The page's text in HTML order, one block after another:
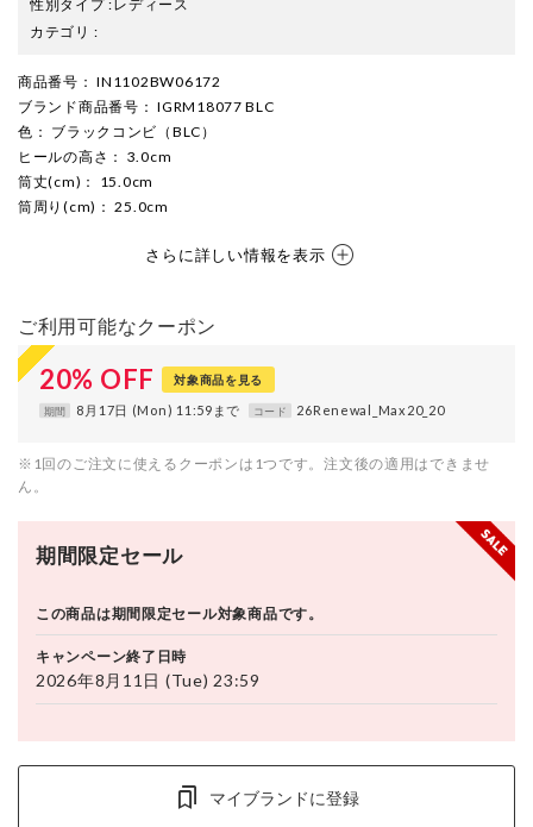
性別タイプ:レディース
カテゴリ :
商品番号 ： IN1102BW06172
ブランド商品番号 ： IGRM18077 BLC
色 ： ブラックコンビ（BLC）
ヒールの高さ ： 3.0cm
筒丈(cm) ： 15.0cm
筒周り(cm) ： 25.0cm
さらに詳しい情報を表示
ご利用可能なクーポン
20% OFF 対象商品を見る
期間 8月17日 (Mon) 11:59まで コード 26Renewal_Max20_20
※1回のご注文に使えるクーポンは1つです。注文後の適用はできませ
ん。
期間限定セール
この商品は期間限定セール対象商品です。
キャンペーン終了日時
2026年8月11日 (Tue) 23:59
マイブランドに登録